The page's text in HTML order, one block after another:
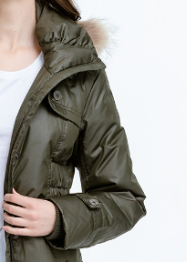
費，但若您需要取消訂單，請聯絡
仍視為有效，需透過AFTEE先享
之結帳頁面顯示為準，若有關於
疑問，請聯繫「AFTEE先享後付
support/home
AFTEE先享後付」服務完成之交
料，並將交易相關給付款項請求債
網址：
人或監護人之同意方可使用
引起之損失，本公司不負相關責
運費
費
運費
運費